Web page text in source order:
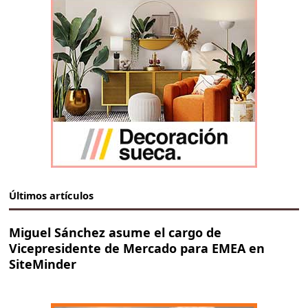
Últimos artículos
Miguel Sánchez asume el cargo de
Vicepresidente de Mercado para EMEA en
SiteMinder